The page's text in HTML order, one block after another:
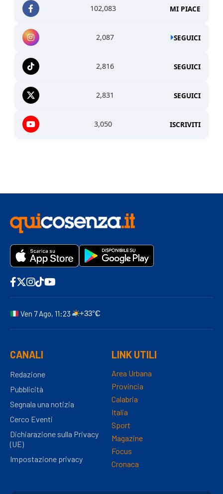
102,083 MI PIACE
2,087 SEGUICI
2,816 SEGUICI
2,831 SEGUICI
3,050 ISCRIVITI
Ven 7 Ago, 11:23 +33°C
CANALI
Redazione
Pubblicità
Segnala una notizia
Cerco Eventi
Dichiarazione sulla Privacy
(UE)
Impostazione privacy
LINK UTILI
Area Urbana
Provincia
Calabria
Italia
Sport
Magazine
Focus
Cronaca